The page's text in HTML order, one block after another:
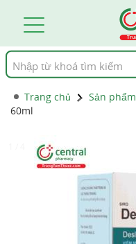
Tìm
kiếm
Trang chủ Sản phẩm
60ml